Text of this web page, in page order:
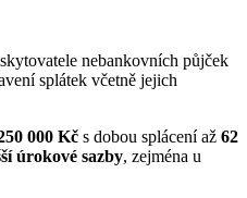
nebankovních půjček
splátek včetně jejich
000 Kč s dobou splácení až 62
úrokové sazby, zejména u